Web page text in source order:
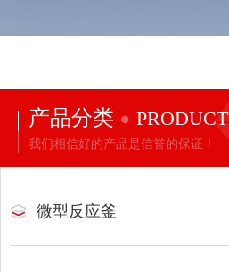
产品分类 PRODUCT
我们相信好的产品是信誉的保证！
微型反应釜